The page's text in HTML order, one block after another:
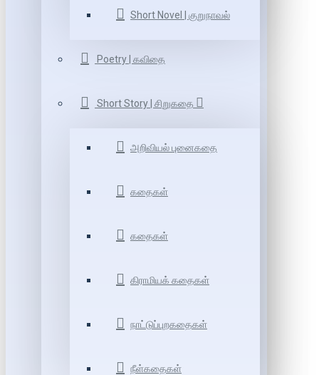
Short Novel | குறுநாவல்
Poetry | கவிதை
Short Story | சிறுகதை
அறிவியல் புனைகதை
கதைகள்
கதைகள்
கிராமியக் கதைகள்
நாட்டுப்புறகதைகள்
நீள்கதைகள்